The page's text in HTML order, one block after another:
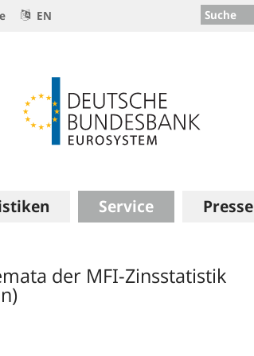
EN Suche
Service Presse
der MFI-Zinsstatistik